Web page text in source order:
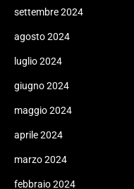
settembre 2024
agosto 2024
luglio 2024
giugno 2024
maggio 2024
aprile 2024
marzo 2024
febbraio 2024